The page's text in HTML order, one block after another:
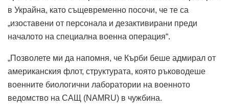
в Украйна, като същевременно посочи, че те са
„изоставени от персонала и дезактивирани преди
началото на специална военна операция“.
„Позволете ми да напомня, че Кърби беше адмирал от
американския флот, структурата, която ръководеше
военните биологични лаборатории на военното
ведомство на САЩ (NAMRU) в чужбина.